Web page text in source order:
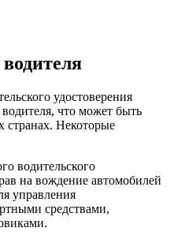
удостоверения
что может быть
странах. Некоторые
водительского
на вождение автомобилей
управления
средствами,